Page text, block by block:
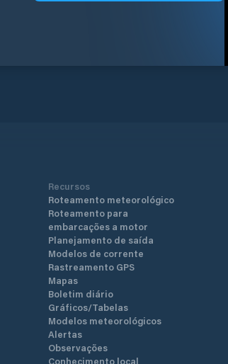
Recursos
Roteamento meteorológico
Roteamento para
embarcações a motor
Planejamento de saída
Modelos de corrente
Rastreamento GPS
Mapas
Boletim diário
Gráficos/Tabelas
Modelos meteorológicos
Alertas
Observações
Conhecimento local